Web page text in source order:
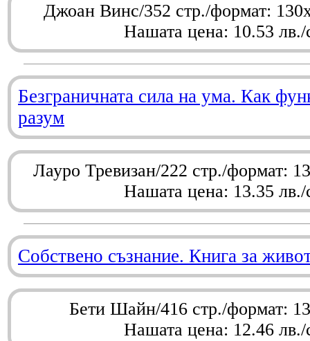
Джоан Винс/352 стр./формат:
Нашата цена: 10.53 лв./
Безграничната сила на ума. Как
разум
Лауро Тревизан/222 стр./формат:
Нашата цена: 13.35 лв./
Собствено съзнание. Книга за
Бети Шайн/416 стр./формат:
Нашата цена: 12.46 лв./